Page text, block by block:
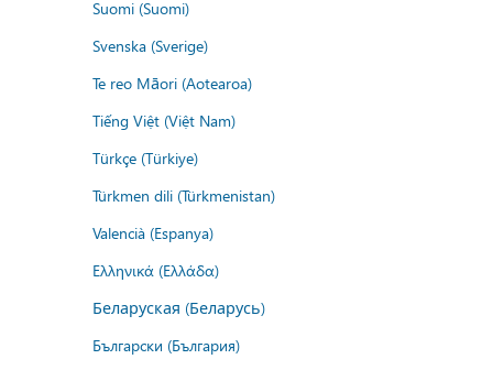
Suomi (Suomi)
Svenska (Sverige)
Te reo Māori (Aotearoa)
Tiếng Việt (Việt Nam)
Türkçe (Türkiye)
Türkmen dili (Türkmenistan)
Valencià (Espanya)
Ελληνικά (Ελλάδα)
Беларуская (Беларусь)
Български (България)